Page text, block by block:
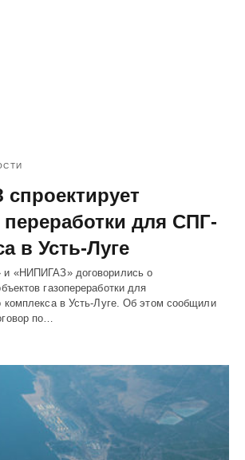
для СПГ-
в Усть-Луге
«НИПИГАЗ» договорились о
газопереработки для
комплекса в Усть-Луге. Об этом сообщили
по…